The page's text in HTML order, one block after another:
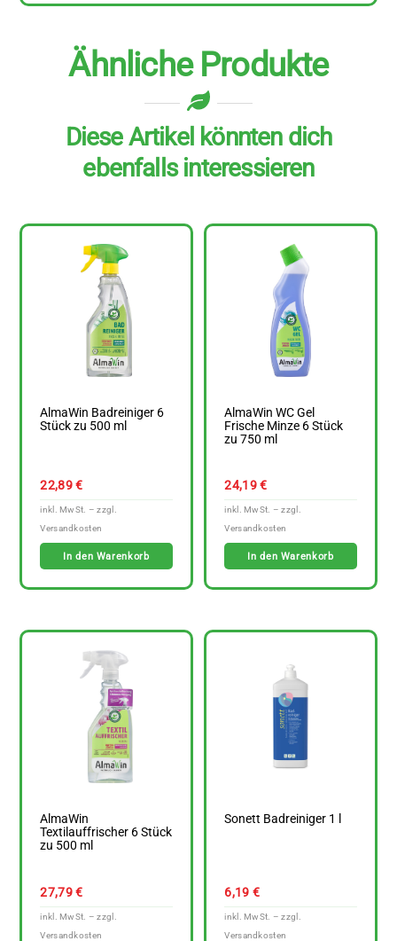
Ähnliche Produkte
Diese Artikel könnten dich
ebenfalls interessieren
AlmaWin Badreiniger 6
Stück zu 500 ml
22,89€
In den Warenkorb
AlmaWin WC Gel
Frische Minze 6 Stück
zu 750 ml
24,19€
In den Warenkorb
AlmaWin
Textilauffrischer 6 Stück
zu 500 ml
27,79€
Sonett Badreiniger 1 l
6,19 €